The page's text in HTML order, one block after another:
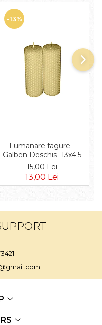
-13%
Lumanare fagure -
Galben Deschis- 13x4.5
15,00 Lei
13,00 Lei